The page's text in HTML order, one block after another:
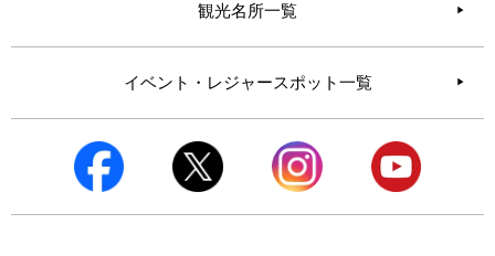
観光名所一覧
イベント・レジャースポット一覧